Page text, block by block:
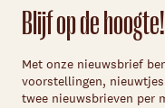
Blijf op de hoogte!
Met onze nieuwsbrief
voorstellingen,
twee nieuwsbrieven per